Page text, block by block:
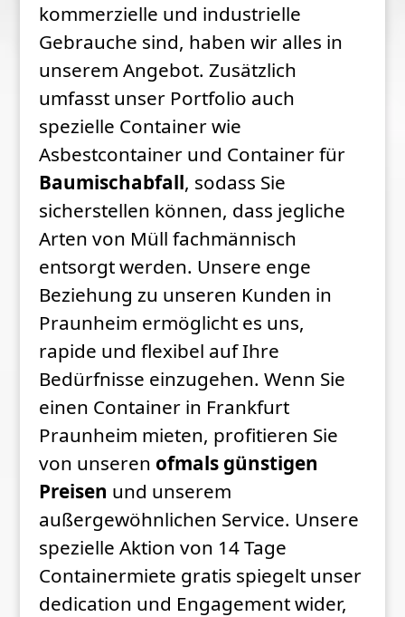
kommerzielle und industrielle
Gebrauche sind, haben wir alles in
unserem Angebot. Zusätzlich
umfasst unser Portfolio auch
spezielle Container wie
Asbestcontainer und Container für
Baumischabfall, sodass Sie
sicherstellen können, dass jegliche
Arten von Müll fachmännisch
entsorgt werden. Unsere enge
Beziehung zu unseren Kunden in
Praunheim ermöglicht es uns,
rapide und flexibel auf Ihre
Bedürfnisse einzugehen. Wenn Sie
einen Container in Frankfurt
Praunheim mieten, profitieren Sie
von unseren ofmals günstigen
Preisen und unserem
außergewöhnlichen Service. Unsere
spezielle Aktion von 14 Tage
Containermiete gratis spiegelt unser
dedication und Engagement wider,